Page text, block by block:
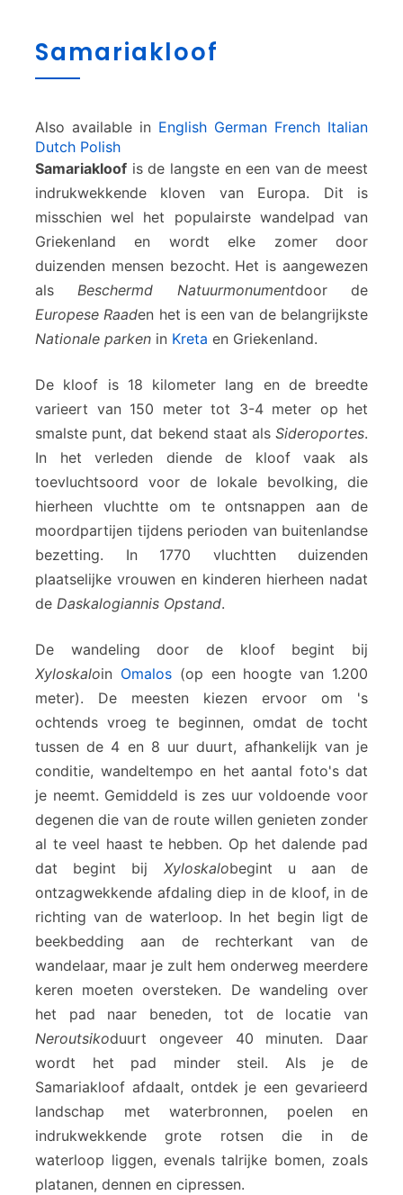
a
i
k
l
o
f
Samariakloof
Also available in English German French Italian
Dutch Polish
Samariakloof is de langste en een van de meest
indrukwekkende kloven van Europa. Dit is
misschien wel het populairste wandelpad van
Griekenland en wordt elke zomer door
duizenden mensen bezocht. Het is aangewezen
als Beschermd Natuurmonumentdoor de
Europese Raaden het is een van de belangrijkste
Nationale parken in Kreta en Griekenland.
De kloof is 18 kilometer lang en de breedte
varieert van 150 meter tot 3-4 meter op het
smalste punt, dat bekend staat als Sideroportes.
In het verleden diende de kloof vaak als
toevluchtsoord voor de lokale bevolking, die
hierheen vluchtte om te ontsnappen aan de
moordpartijen tijdens perioden van buitenlandse
bezetting. In 1770 vluchtten duizenden
plaatselijke vrouwen en kinderen hierheen nadat
de Daskalogiannis Opstand.
De wandeling door de kloof begint bij
Xyloskaloin Omalos(op een hoogte van 1.200
meter). De meesten kiezen ervoor om 's
ochtends vroeg te beginnen, omdat de tocht
tussen de 4 en 8 uur duurt, afhankelijk van je
conditie, wandeltempo en het aantal foto's dat
je neemt. Gemiddeld is zes uur voldoende voor
degenen die van de route willen genieten zonder
al te veel haast te hebben. Op het dalende pad
dat begint bij Xyloskalobegint u aan de
ontzagwekkende afdaling diep in de kloof, in de
richting van de waterloop. In het begin ligt de
beekbedding aan de rechterkant van de
wandelaar, maar je zult hem onderweg meerdere
keren moeten oversteken. De wandeling over
het pad naar beneden, tot de locatie van
Neroutsikoduurt ongeveer 40 minuten. Daar
wordt het pad minder steil. Als je de
Samariakloof afdaalt, ontdek je een gevarieerd
landschap met waterbronnen, poelen en
indrukwekkende grote rotsen die in de
waterloop liggen, evenals talrijke bomen, zoals
platanen, dennen en cipressen.